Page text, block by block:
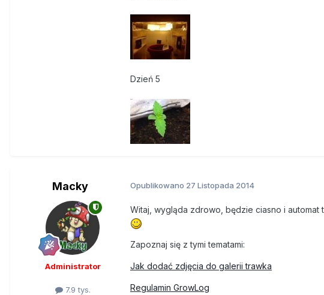
Dzień 5
Macky
Administrator
7.9 tys.
Opublikowano 27 Listopada 2014
Witaj, wygląda zdrowo, będzie ciasno i
Zapoznaj się z tymi tematami:
Jak dodać zdjęcia do galerii trawka
Regulamin GrowLog